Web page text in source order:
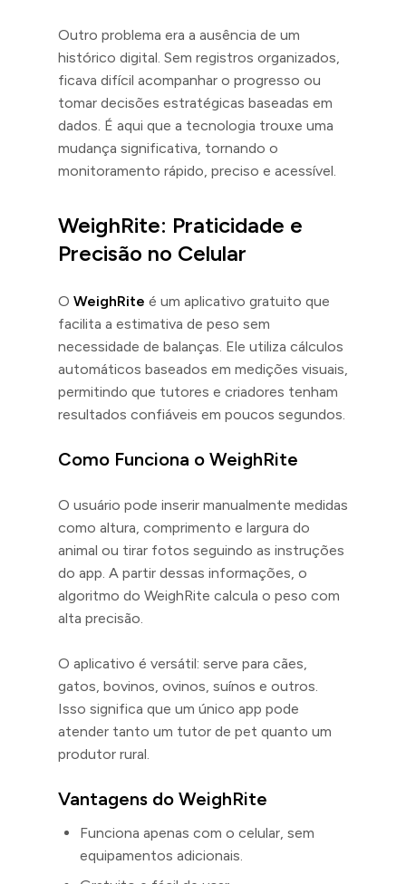
Outro problema era a ausência de um
histórico digital. Sem registros organizados,
ficava difícil acompanhar o progresso ou
tomar decisões estratégicas baseadas em
dados. É aqui que a tecnologia trouxe uma
mudança significativa, tornando o
monitoramento rápido, preciso e acessível.
WeighRite: Praticidade e
Precisão no Celular
O WeighRite é um aplicativo gratuito que
facilita a estimativa de peso sem
necessidade de balanças. Ele utiliza cálculos
automáticos baseados em medições visuais,
permitindo que tutores e criadores tenham
resultados confiáveis em poucos segundos.
Como Funciona o WeighRite
O usuário pode inserir manualmente medidas
como altura, comprimento e largura do
animal ou tirar fotos seguindo as instruções
do app. A partir dessas informações, o
algoritmo do WeighRite calcula o peso com
alta precisão.
O aplicativo é versátil: serve para cães,
gatos, bovinos, ovinos, suínos e outros.
Isso significa que um único app pode
atender tanto um tutor de pet quanto um
produtor rural.
Vantagens do WeighRite
Funciona apenas com o celular, sem
equipamentos adicionais.